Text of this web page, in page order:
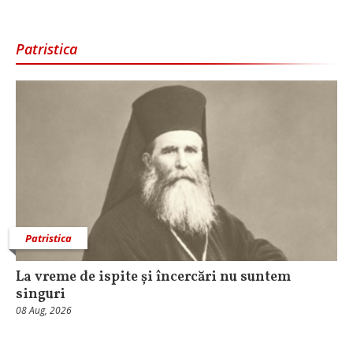
Patristica
Patristica
La vreme de ispite și încercări nu suntem
singuri
08 Aug, 2026